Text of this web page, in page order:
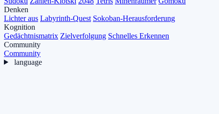
Denken
Lichter aus Labyrinth-Quest Sokoban-Herausforderung
Kognition
Gedächtnismatrix Zielverfolgung Schnelles Erkennen
Community
Community
language